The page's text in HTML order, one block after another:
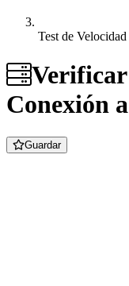
Test de
Conexión
Guardar